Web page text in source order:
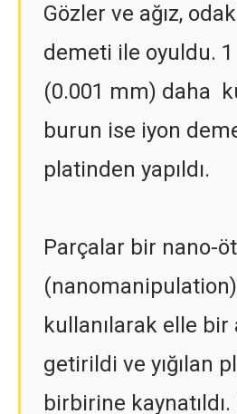
Gözler ve ağız,
demeti ile oyuldu. 1
(0.001 mm) daha
burun ise iyon
platinden yapıldı.
Parçalar bir nano-
kullanılarak elle bir
getirildi ve yığılan
birbirine